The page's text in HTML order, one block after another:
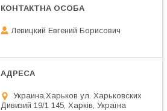
Левицкий Евгений Борисович
Украина,Харьков ул. Харьковских
Дивизий 19/1 145, Харків, Україна